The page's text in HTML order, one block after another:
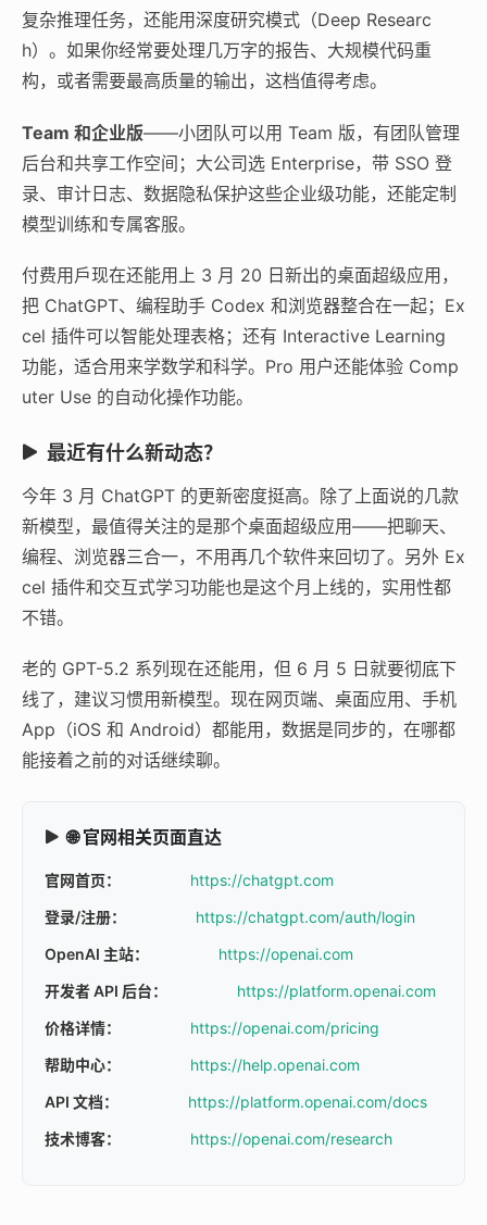
复杂推理任务，还能用深度研究模式（Deep Researc
h）。如果你经常要处理几万字的报告、大规模代码重
构，或者需要最高质量的输出，这档值得考虑。
Team 和企业版——小团队可以用 Team 版，有团队管理
后台和共享工作空间；大公司选 Enterprise，带 SSO 登
录、审计日志、数据隐私保护这些企业级功能，还能定制
模型训练和专属客服。
付费用戶现在还能用上 3 月 20 日新出的桌面超级应用，
把 ChatGPT、编程助手 Codex 和浏览器整合在一起；Ex
cel 插件可以智能处理表格；还有 Interactive Learning
功能，适合用来学数学和科学。Pro 用户还能体验 Comp
uter Use 的自动化操作功能。
最近有什么新动态？
今年 3 月 ChatGPT 的更新密度挺高。除了上面说的几款
新模型，最值得关注的是那个桌面超级应用——把聊天、
编程、浏览器三合一，不用再几个软件来回切了。另外 Ex
cel 插件和交互式学习功能也是这个月上线的，实用性都
不错。
老的 GPT-5.2 系列现在还能用，但 6 月 5 日就要彻底下
线了，建议习惯用新模型。现在网页端、桌面应用、手机
App（iOS 和 Android）都能用，数据是同步的，在哪都
能接着之前的对话继续聊。
🌐 官网相关页面直达
官网首页：
https://chatgpt.com
登录/注册：
https://chatgpt.com/auth/login
OpenAI 主站：
https://openai.com
开发者 API 后台：
https://platform.openai.com
价格详情：
https://openai.com/pricing
帮助中心：
https://help.openai.com
API 文档：
https://platform.openai.com/docs
技术博客：
https://openai.com/research